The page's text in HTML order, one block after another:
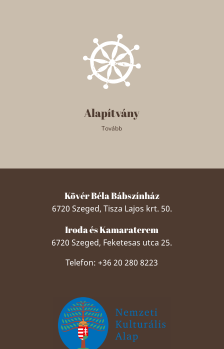
Alapítvány
Tovább
Kövér Béla Bábszínház
6720 Szeged, Tisza Lajos krt. 50.
Iroda és Kamaraterem
6720 Szeged, Feketesas utca 25.
Telefon: +36 20 280 8223